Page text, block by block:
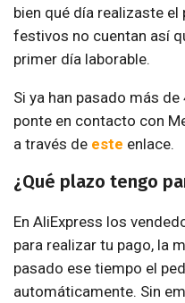
bien qué día realizaste
festivos no cuentan así
primer día laborable.
Si ya han pasado más
ponte en contacto con
a través de este enlace.
¿Qué plazo tengo
En AliExpress los
para realizar tu pago, la
pasado ese tiempo el
automáticamente. Sin